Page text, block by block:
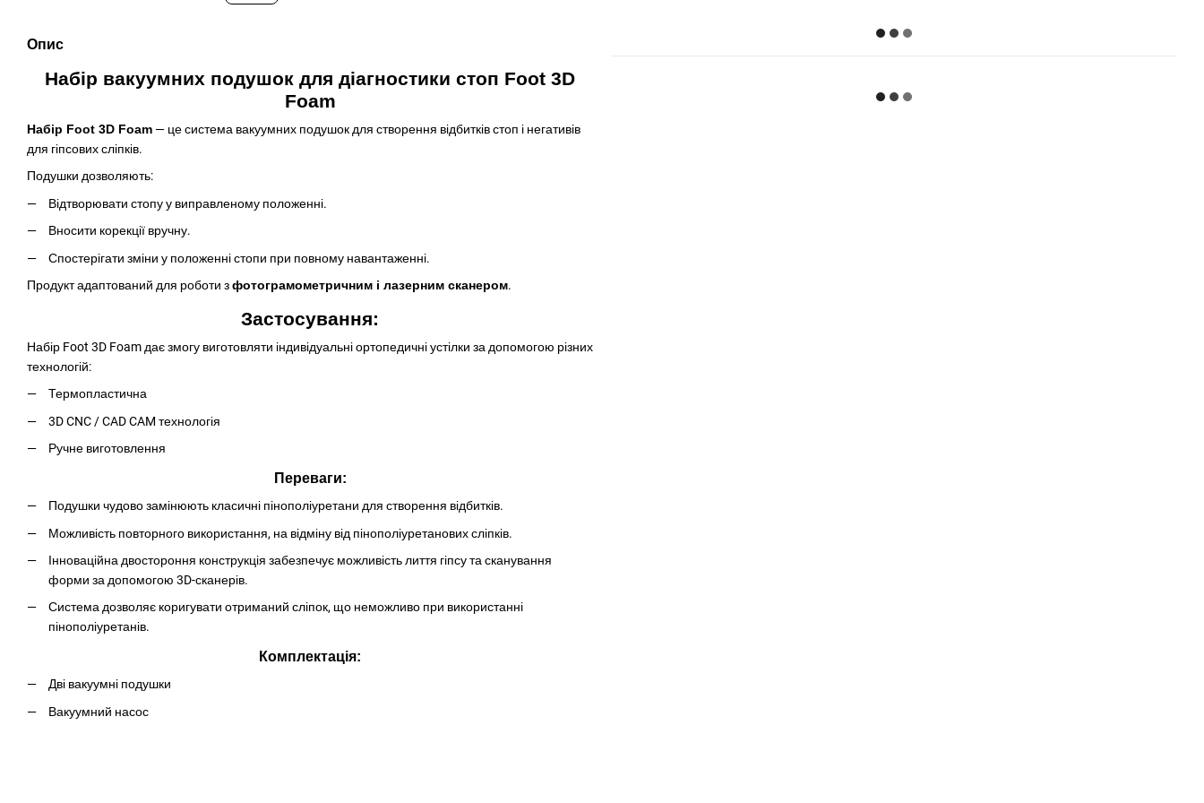
Опис
Набір вакуумних подушок для діагностики стоп Foot 3D
Foam
Набір Foot 3D Foam — це система вакуумних подушок для створення відбитків стоп і негативів
для гіпсових сліпків.
Подушки дозволяють:
Відтворювати стопу у виправленому положенні.
Вносити корекції вручну.
Спостерігати зміни у положенні стопи при повному навантаженні.
Продукт адаптований для роботи зфотограмометричним і лазерним сканером.
Застосування:
Набір Foot 3D Foam дає змогу виготовляти індивідуальні ортопедичні устілки за допомогою різних
технологій:
Термопластична
3D CNC / CAD CAM технологія
Ручне виготовлення
Переваги:
Подушки чудово замінюють класичні пінополіуретани для створення відбитків.
Можливість повторного використання, на відміну від пінополіуретанових сліпків.
Інноваційна двостороння конструкція забезпечує можливість лиття гіпсу та сканування
форми за допомогою 3D-сканерів.
Система дозволяє коригувати отриманий сліпок, що неможливо при використанні
пінополіуретанів.
Комплектація:
Дві вакуумні подушки
Вакуумний насос